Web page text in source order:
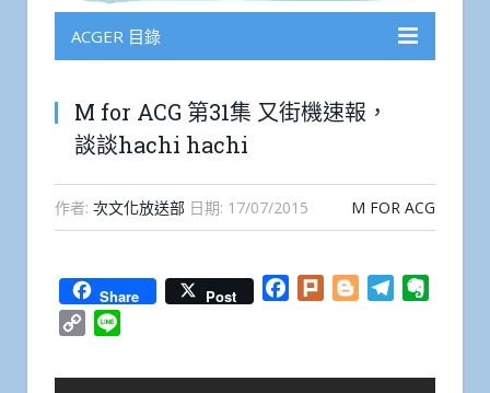
ACGER 目錄
M for ACG 第31集 又街機速報，
談談hachi hachi
作者: 次文化放送部 日期: 17/07/2015 M FOR ACG
Share Post Facebook
Plurk BloggerTelegram
Copy